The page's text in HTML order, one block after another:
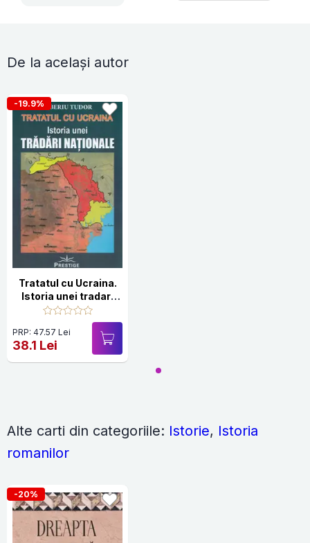
De la același autor
-19.9%
Tratatul cu Ucraina.
Istoria unei tradari
nationale
PRP: 47.57 Lei
38.1 Lei
Alte carti din categoriile: Istorie, Istoria
romanilor
-20%